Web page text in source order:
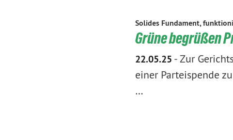
Solides Fundament,
Grüne begrüßen
22.05.25 -Zur
einer Parteispende
…